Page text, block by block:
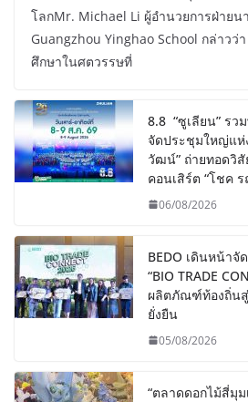
โลกMr. Michael Li ผู้อำนวยการฝ่ายน
Guangzhou Yinghao School กล่าวว่
ศึกษาในศตวรรษที่
8.8 “ซูเลียน” รว
จัดประชุมใหญ่แห่
วัฒน์” ถ่ายทอดวิ
คอนเสิร์ต “โชค ร
06/08/2026
BEDO เดินหน้าจั
“BIO TRADE
ผลิตภัณฑ์ท้องถิ่น
ยั่งยืน
05/08/2026
“ตลาดดอกไม้สี่มุ